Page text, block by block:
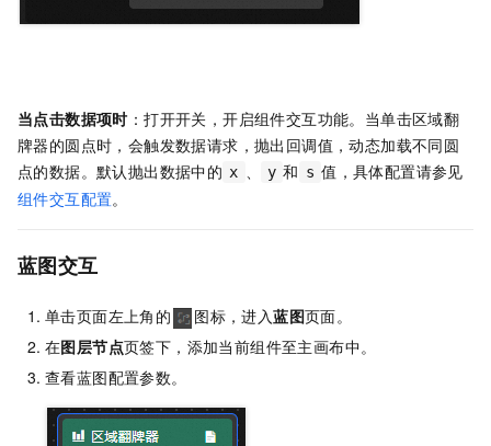
当点击数据项时 ：打开开关，开启组件交互功能。当单击区域翻
牌器的圆点时，会触发数据请求，抛出回调值，动态加载不同圆
点的数据。默认抛出数据中的 x y 和 s 值，具体配置请参见
组件交互配置。
蓝图交互
单击页面左上角的 图标，进入蓝图页面。
在图层节点页签下，添加当前组件至主画布中。
查看蓝图配置参数。